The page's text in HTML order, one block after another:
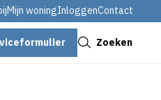
Mijn woningInloggenContact
Zoeken
Sluiten